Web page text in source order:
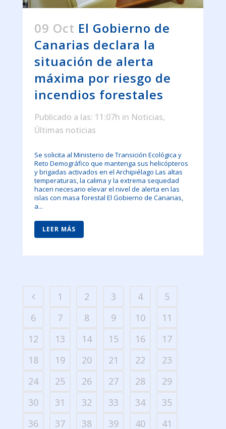
09 Oct El Gobierno de
Canarias declara la
situación de alerta
máxima por riesgo de
incendios forestales
Publicado a las: 11:07h in Noticias,
Últimas noticias
Se solicita al Ministerio de Transición Ecológica y
Reto Demográfico que mantenga sus helicópteros
y brigadas activados en el Archipiélago Las altas
temperaturas, la calima y la extrema sequedad
hacen necesario elevar el nivel de alerta en las
islas con masa forestal El Gobierno de Canarias,
a...
LEER MÁS
1 2 3 4
5
6
7 8 9 10
11
12
13 14 15 16
17
18
19 20 21 22
23
24
25 26 27 28
29
30
31 32 33 34
35
36
37 38 39 40
41